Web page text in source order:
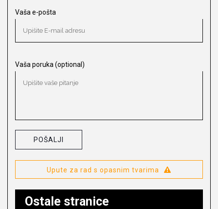
Vaša e-pošta
Vaša poruka (optional)
Upute za rad s opasnim tvarima
Ostale stranice